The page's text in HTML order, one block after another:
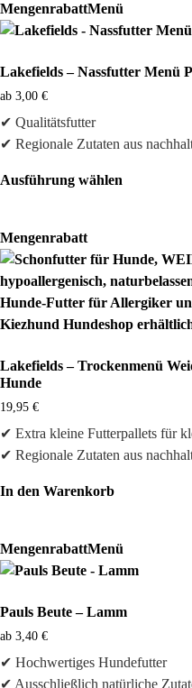
weist
mehrere
auf.
Die
Optionen
können
der
gewählt
werden
MengenrabattMenü
Lakefields – Nassfutter Menü
ab 3,00 €
✔ Qualitätsfutter
✔ Regionale Zutaten aus
Ausführung wählen
weist
mehrere
Varianten
auf.
Die
können
der
Produktseite
gewählt
Mengenrabatt
Lakefields – Trockenmenü
Hunde
19,95 €
✔ Extra kleine Futterpallets für
✔ Regionale Zutaten aus
In den Warenkorb
MengenrabattMenü
Pauls Beute – Lamm
ab 3,40 €
✔ Hochwertiges Hundefutter
✔ Ausschließlich natürliche